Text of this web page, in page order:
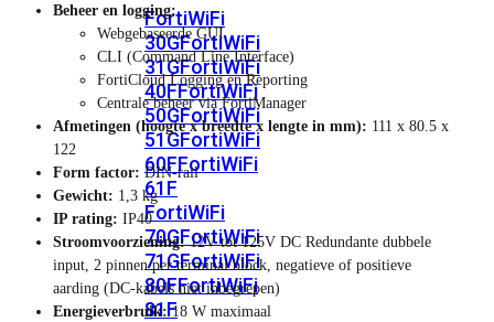
FortiWiFi
30GFortiWiFi
31GFortiWiFi
40FFortiWiFi
50GFortiWiFi
51GFortiWiFi
60FFortiWiFi
61F
FortiWiFi
70GFortiWiFi
71GFortiWiFi
80FFortiWiFi
81F
Beheer en logging:
Webgebaseerde GUI
CLI (Command Line Interface)
FortiCloud Logging en Reporting
Centrale beheer via FortiManager
Afmetingen (hoogte x breedte x lengte in mm): 111 x 80.5 x
122
Form factor: DIN-rail
Gewicht: 1,3 kg
IP rating: IP40
Stroomvoorziening:12V tot 125V DC Redundante dubbele
input, 2 pinnen per terminal block, negatieve of positieve
aarding (DC-kabels niet inbegrepen)
Energieverbruik:18 W maximaal